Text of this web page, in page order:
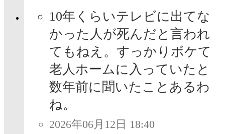
10年くらいテレビに出てな
かった人が死んだと言われ
てもねえ。すっかりボケて
老人ホームに入っていたと
数年前に聞いたことあるわ
ね。
2026年06月12日 18:40